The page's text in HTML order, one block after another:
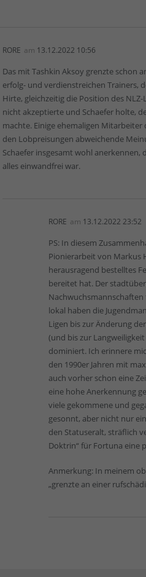
RORE am 13.12.2022 10:56
Das mit Tashkin Aksoy grenzte schon
erfolg- und verdienstreichen Trainers,
Hirte, gleichzeitig die Position des
nicht akzeptierte und Schaefer holte,
machte. Einige ehemaligen
den Lobpreisungen abweichende
Schaefer insgesamt wohl anerkennen,
alles einwandfrei war.
RORE am 13.12.2022 23:52
PS: In diesem
Pionierarbeit von Markus
herausragend bestelltes
bereitet hat. Der
lokal haben die
Ligen bis zur Änderung
(und bis zur
dominiert. Ich erinnere
den 1990er Jahren mit
auch vorher schon eine
eine hohe Anerkennung
viele gekommene und
gesonnt, aber nicht nur
den Statuseralt, sträflich
Doktrin“ für Fortuna eine
Anmerkung: In meinem
„grenzte an einer